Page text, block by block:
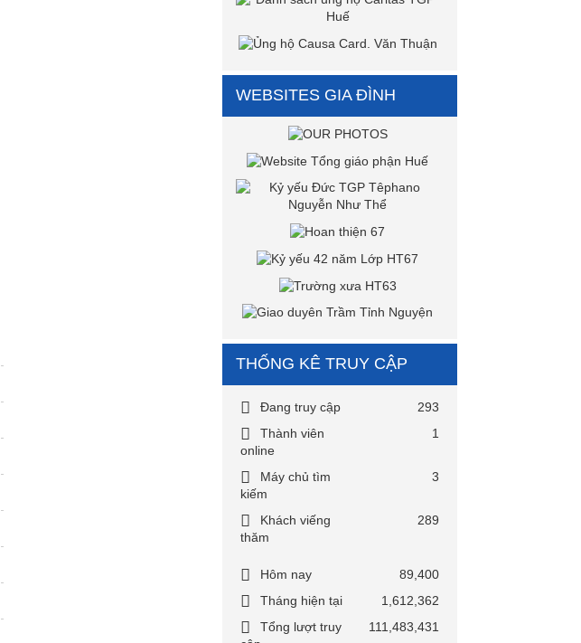
WEBSITES GIA ĐÌNH
THỐNG KÊ TRUY CẬP
Đang truy cập
293
Thành viên
online
1
Máy chủ tìm
kiếm
3
Khách viếng
thăm
289
Hôm nay
89,400
Tháng hiện tại
1,612,362
Tổng lượt truy
111,483,431